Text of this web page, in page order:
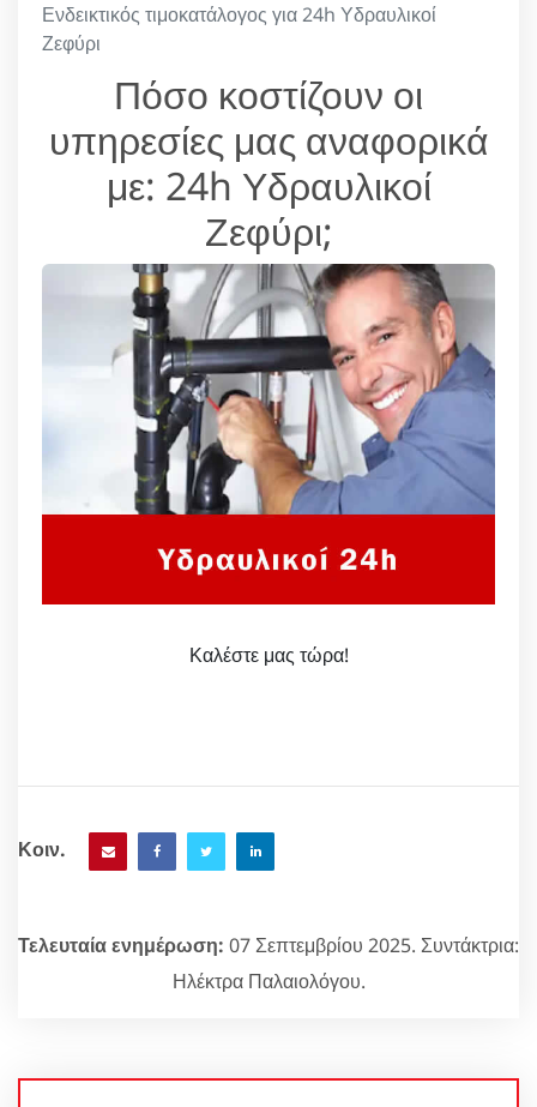
Ενδεικτικός τιμοκατάλογος για 24h Υδραυλικοί
Ζεφύρι
Πόσο κοστίζουν οι
υπηρεσίες μας αναφορικά
με: 24h Υδραυλικοί
Ζεφύρι;
Καλέστε μας τώρα!
Κοιν.
Τελευταία ενημέρωση: 07 Σεπτεμβρίου 2025. Συντάκτρια:
Ηλέκτρα Παλαιολόγου.